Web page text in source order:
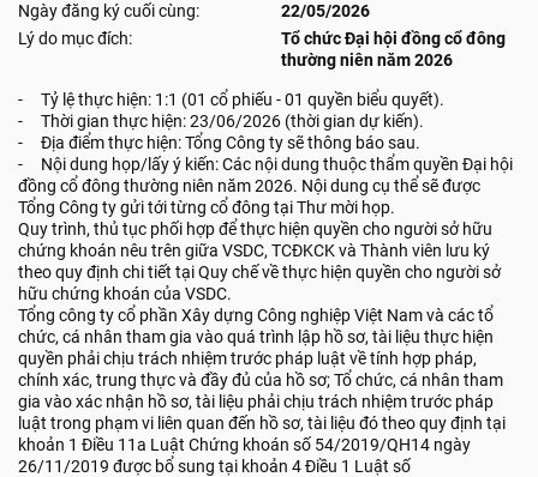
Ngày đăng ký cuối cùng:
22/05/2026
Lý do mục đích:
Tổ chức Đại hội đồng cổ đông
thường niên năm 2026
- Tỷ lệ thực hiện: 1:1 (01 cổ phiếu - 01 quyền biểu quyết).
- Thời gian thực hiện: 23/06/2026 (thời gian dự kiến).
- Địa điểm thực hiện: Tổng Công ty sẽ thông báo sau.
- Nội dung họp/lấy ý kiến: Các nội dung thuộc thẩm quyền Đại hội
đồng cổ đông thường niên năm 2026. Nội dung cụ thể sẽ được
Tổng Công ty gửi tới từng cổ đông tại Thư mời họp.
Quy trình, thủ tục phối hợp để thực hiện quyền cho người sở hữu
chứng khoán nêu trên giữa VSDC, TCĐKCK và Thành viên lưu ký
theo quy định chi tiết tại Quy chế về thực hiện quyền cho người sở
hữu chứng khoán của VSDC.
Tổng công ty cổ phần Xây dựng Công nghiệp Việt Nam và các tổ
chức, cá nhân tham gia vào quá trình lập hồ sơ, tài liệu thực hiện
quyền phải chịu trách nhiệm trước pháp luật về tính hợp pháp,
chính xác, trung thực và đầy đủ của hồ sơ; Tổ chức, cá nhân tham
gia vào xác nhận hồ sơ, tài liệu phải chịu trách nhiệm trước pháp
luật trong phạm vi liên quan đến hồ sơ, tài liệu đó theo quy định tại
khoản 1 Điều 11a Luật Chứng khoán số 54/2019/QH14 ngày
26/11/2019 được bổ sung tại khoản 4 Điều 1 Luật số